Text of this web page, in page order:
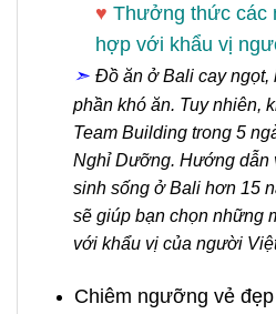
♥ Thưởng thức các
hợp với khẩu vị
➣ Đồ ăn ở Bali cay ngọt,
phần khó ăn. Tuy nhiên,
Team Building trong 5
Nghỉ Dưỡng. Hướng dẫn
sinh sống ở Bali hơn 15
sẽ giúp bạn chọn những
với khẩu vị của người
Chiêm ngưỡng vẻ